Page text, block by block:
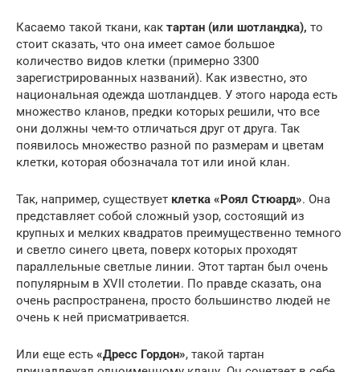
Касаемо такой ткани, как тартан (или шотландка), то
стоит сказать, что она имеет самое большое
количество видов клетки (примерно 3300
зарегистрированных названий). Как известно, это
национальная одежда шотландцев. У этого народа есть
множество кланов, предки которых решили, что все
они должны чем-то отличаться друг от друга. Так
появилось множество разной по размерам и цветам
клетки, которая обозначала тот или иной клан.
Так, например, существует клетка «Роял Стюард». Она
представляет собой сложный узор, состоящий из
крупных и мелких квадратов преимущественно темного
и светло синего цвета, поверх которых проходят
параллельные светлые линии. Этот тартан был очень
популярным в XVII столетии. По правде сказать, она
очень распространена, просто большинство людей не
очень к ней присматривается.
Или еще есть «Дресс Гордон», такой тартан